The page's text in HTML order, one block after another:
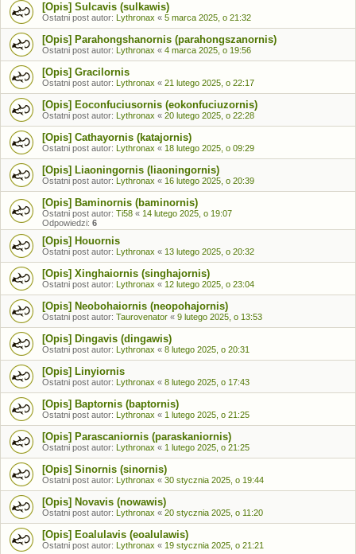
[Opis] Sulcavis (sulkawis)
Ostatni post autor: Lythronax « 5 marca 2025, o 21:32
[Opis] Parahongshanornis (parahongszanornis)
Ostatni post autor: Lythronax « 4 marca 2025, o 19:56
[Opis] Gracilornis
Ostatni post autor: Lythronax « 21 lutego 2025, o 22:17
[Opis] Eoconfuciusornis (eokonfuciuzornis)
Ostatni post autor: Lythronax « 20 lutego 2025, o 22:28
[Opis] Cathayornis (katajornis)
Ostatni post autor: Lythronax « 18 lutego 2025, o 09:29
[Opis] Liaoningornis (liaoningornis)
Ostatni post autor: Lythronax « 16 lutego 2025, o 20:39
[Opis] Baminornis (baminornis)
Ostatni post autor: Ti58 « 14 lutego 2025, o 19:07
Odpowiedzi: 6
[Opis] Houornis
Ostatni post autor: Lythronax « 13 lutego 2025, o 20:32
[Opis] Xinghaiornis (singhajornis)
Ostatni post autor: Lythronax « 12 lutego 2025, o 23:04
[Opis] Neobohaiornis (neopohajornis)
Ostatni post autor: Taurovenator « 9 lutego 2025, o 13:53
[Opis] Dingavis (dingawis)
Ostatni post autor: Lythronax « 8 lutego 2025, o 20:31
[Opis] Linyiornis
Ostatni post autor: Lythronax « 8 lutego 2025, o 17:43
[Opis] Baptornis (baptornis)
Ostatni post autor: Lythronax « 1 lutego 2025, o 21:25
[Opis] Parascaniornis (paraskaniornis)
Ostatni post autor: Lythronax « 1 lutego 2025, o 21:25
[Opis] Sinornis (sinornis)
Ostatni post autor: Lythronax « 30 stycznia 2025, o 19:44
[Opis] Novavis (nowawis)
Ostatni post autor: Lythronax « 20 stycznia 2025, o 11:20
[Opis] Eoalulavis (eoalulawis)
Ostatni post autor: Lythronax « 19 stycznia 2025, o 21:21